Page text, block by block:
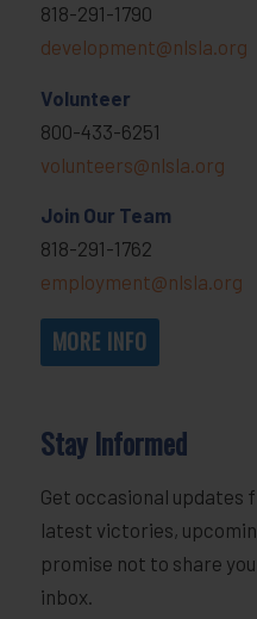
818-291-1790
development@nlsla.org
Volunteer
800-433-6251
volunteers@nlsla.org
Join Our Team
818-291-1762
employment@nlsla.org
MORE INFO
Stay Informed
Get occasional updates
latest victories,
promise not to share
inbox.